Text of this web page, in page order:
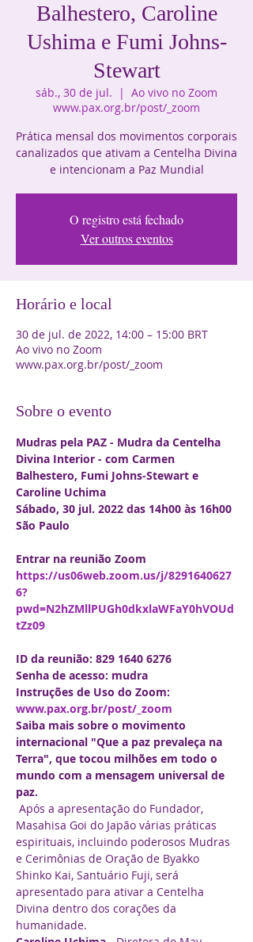
Balhestero, Caroline
Ushima e Fumi Johns-
Stewart
sáb., 30 de jul.
  |
Ao vivo no Zoom
www.pax.org.br/post/_zoom
Prática mensal dos movimentos corporais
canalizados que ativam a Centelha Divina
e intencionam a Paz Mundial
O registro está fechado
Ver outros eventos
Horário e local
30 de jul. de 2022, 14:00 – 15:00 BRT
Ao vivo no Zoom
www.pax.org.br/post/_zoom
Sobre o evento
Mudras pela PAZ - Mudra da Centelha
Divina Interior - com Carmen
Balhestero, Fumi Johns-Stewart e
Caroline Uchima
Sábado, 30 jul. 2022 das 14h00 às 16h00
São Paulo
https://us06web.zoom.us/j/8291640627
6?
pwd=N2hZMllPUGh0dkxlaWFaY0hVOUd
ID da reunião: 829 1640 6276
Senha de acesso: mudra
Instruções de Uso do Zoom:
www.pax.org.br/post/_zoom
Saiba mais sobre o movimento
internacional "Que a paz prevaleça na
Terra", que tocou milhões em todo o
mundo com a mensagem universal de
paz.
Após a apresentação do Fundador,
Masahisa Goi do Japão várias práticas
espirituais, incluindo poderosos Mudras
e Cerimônias de Oração de Byakko
Shinko Kai, Santuário Fuji, será
apresentado para ativar a Centelha
Divina dentro dos corações da
humanidade.